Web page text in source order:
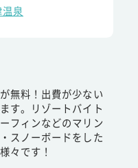
泉
無料！出費が少ない
す。リゾートバイト
フィンなどのマリン
スノーボードをした
々です！